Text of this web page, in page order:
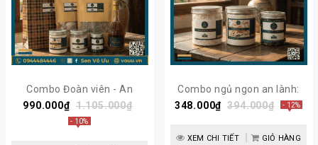
Combo Đoàn viên - An
Khang | Sen Vô Ưu
990.000₫ 1.105.000₫
- 10%
Combo ngủ ngon an lành:
Tinh bột củ sen - Bột hạt
Ưu
348.000₫ 394.000₫ - 12%
XEM CHI TIẾT GIỎ HÀNG